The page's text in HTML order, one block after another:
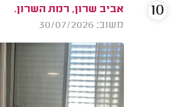
אביב שרון, רמת השרון.
משוב: 30/07/2026
10